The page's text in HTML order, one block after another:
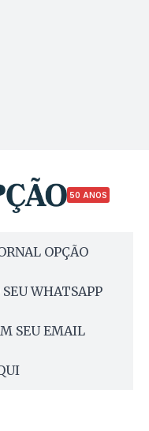
50 ANOS
OPÇÃO
WHATSAPP
SEU EMAIL